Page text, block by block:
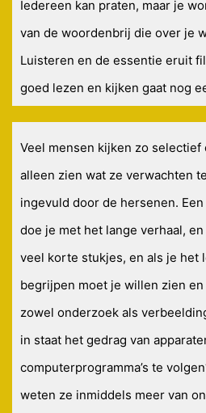
Iedereen kan praten, maar je
van de woordenbrij die over je
Luisteren en de essentie eruit
goed lezen en kijken gaat nog
Veel mensen kijken zo selectief
alleen zien wat ze verwachten
ingevuld door de hersenen.
doe je met het lange verhaal,
veel korte stukjes, en als je het
begrijpen moet je willen zien
zowel onderzoek als
in staat het gedrag van
computerprogramma’s te
weten ze inmiddels meer van